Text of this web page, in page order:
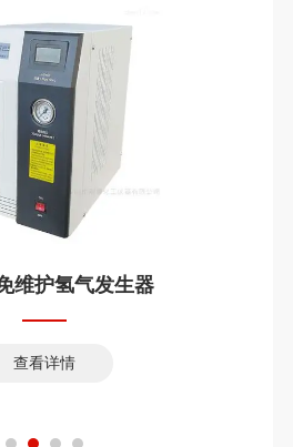
维护氢气发生器
查看详情